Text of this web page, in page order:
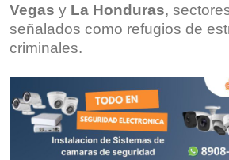
Vegas y La Honduras,
señalados como refugios de
criminales.